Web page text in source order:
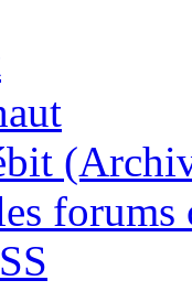
forums